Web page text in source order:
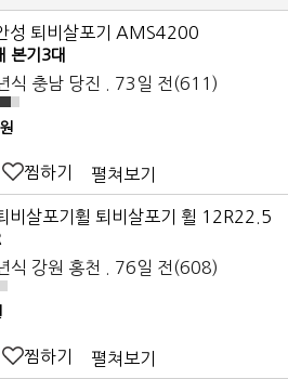
성 퇴비살포기 AMS4200
본기3대
식 충남 당진 . 73일 전(611)
찜하기 펼쳐보기
비살포기휠 퇴비살포기 휠 12R22.5
식 강원 홍천 . 76일 전(608)
찜하기 펼쳐보기